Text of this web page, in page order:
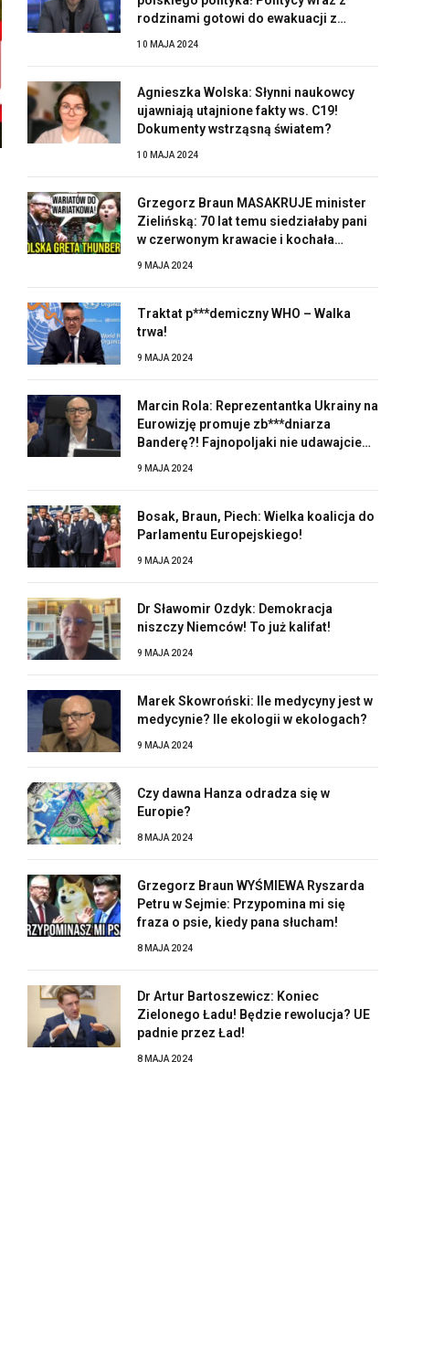
rodzinami gotowi do ewakuacji z
10 MAJA 2024
Agnieszka Wolska: Słynni naukowcy
ujawniają utajnione fakty ws. C19!
Dokumenty wstrząsną światem?
10 MAJA 2024
Grzegorz Braun MASAKRUJE minister
Zielińską: 70 lat temu siedziałaby pani
w czerwonym krawacie i kochała
9 MAJA 2024
Traktat p***demiczny WHO – Walka
trwa!
9 MAJA 2024
Marcin Rola: Reprezentantka Ukrainy na
Eurowizję promuje zb***dniarza
Banderę?! Fajnopoljaki nie udawajcie
9 MAJA 2024
Bosak, Braun, Piech: Wielka koalicja do
Parlamentu Europejskiego!
9 MAJA 2024
Dr Sławomir Ozdyk: Demokracja
niszczy Niemców! To już kalifat!
9 MAJA 2024
Marek Skowroński: Ile medycyny jest w
medycynie? Ile ekologii w ekologach?
9 MAJA 2024
Czy dawna Hanza odradza się w
Europie?
8 MAJA 2024
Grzegorz Braun WYŚMIEWA Ryszarda
Petru w Sejmie: Przypomina mi się
fraza o psie, kiedy pana słucham!
8 MAJA 2024
Dr Artur Bartoszewicz: Koniec
Zielonego Ładu! Będzie rewolucja? UE
padnie przez Ład!
8 MAJA 2024